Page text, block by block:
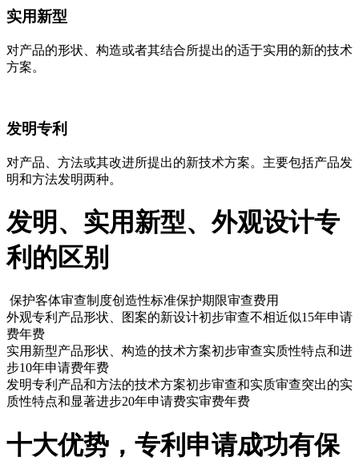
实用新型
对产品的形状、构造或者其结合所提出的适于实用的新的技术
方案。
发明专利
对产品、方法或其改进所提出的新技术方案。主要包括产品发
明和方法发明两种。
发明、实用新型、外观设计专
利的区别
保护客体审查制度创造性标准保护期限审查费用
外观专利 产品形状、图案的新设计初步审查不相近似15年申请
费年费
实用新型产品形状、构造的技术方案初步审查实质性特点和进
步10年申请费年费
发明专利 产品和方法的技术方案初步审查和实质审查突出的实
质性特点和显著进步20年申请费实审费年费
十大优势，专利申请成功有保